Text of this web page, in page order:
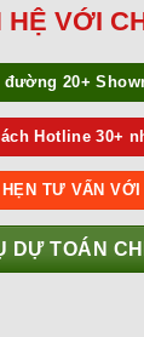
HỆ VỚI
đường 20+
Hotline 30+
TƯ VẤN VỚI
DỰ TOÁN